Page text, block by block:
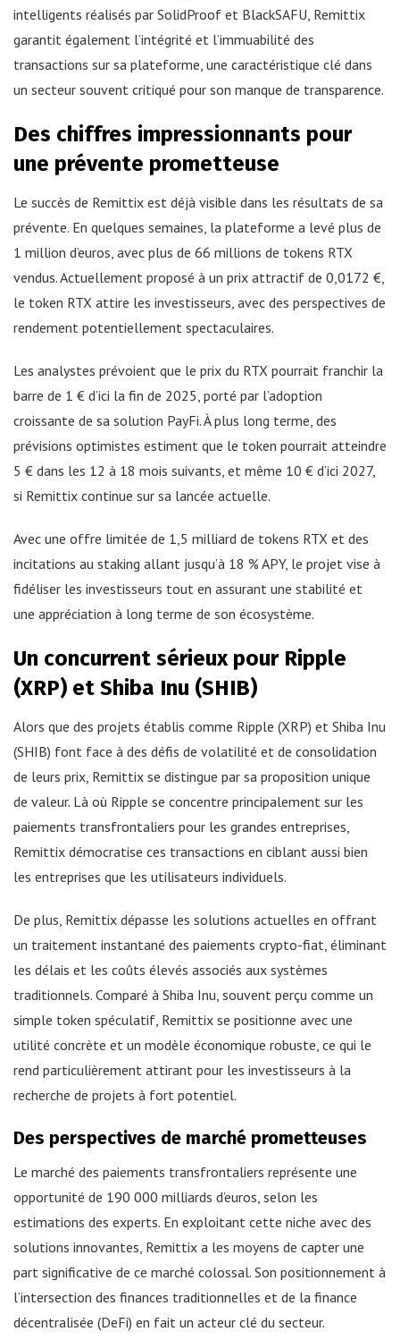
intelligents réalisés par SolidProof et BlackSAFU, Remittix
garantit également l’intégrité et l’immuabilité des
transactions sur sa plateforme, une caractéristique clé dans
un secteur souvent critiqué pour son manque de transparence.
Des chiffres impressionnants pour
une prévente prometteuse
Le succès de Remittix est déjà visible dans les résultats de sa
prévente. En quelques semaines, la plateforme a levé plus de
1 million d’euros, avec plus de 66 millions de tokens RTX
vendus. Actuellement proposé à un prix attractif de 0,0172 €,
le token RTX attire les investisseurs, avec des perspectives de
rendement potentiellement spectaculaires.
Les analystes prévoient que le prix du RTX pourrait franchir la
barre de 1 € d’ici la fin de 2025, porté par l’adoption
croissante de sa solution PayFi. À plus long terme, des
prévisions optimistes estiment que le token pourrait atteindre
5 € dans les 12 à 18 mois suivants, et même 10 € d’ici 2027,
si Remittix continue sur sa lancée actuelle.
Avec une offre limitée de 1,5 milliard de tokens RTX et des
incitations au staking allant jusqu’à 18 % APY, le projet vise à
fidéliser les investisseurs tout en assurant une stabilité et
une appréciation à long terme de son écosystème.
Un concurrent sérieux pour Ripple
(XRP) et Shiba Inu (SHIB)
Alors que des projets établis comme Ripple (XRP) et Shiba Inu
(SHIB) font face à des défis de volatilité et de consolidation
de leurs prix, Remittix se distingue par sa proposition unique
de valeur. Là où Ripple se concentre principalement sur les
paiements transfrontaliers pour les grandes entreprises,
Remittix démocratise ces transactions en ciblant aussi bien
les entreprises que les utilisateurs individuels.
De plus, Remittix dépasse les solutions actuelles en offrant
un traitement instantané des paiements crypto-fiat, éliminant
les délais et les coûts élevés associés aux systèmes
traditionnels. Comparé à Shiba Inu, souvent perçu comme un
simple token spéculatif, Remittix se positionne avec une
utilité concrète et un modèle économique robuste, ce qui le
rend particulièrement attirant pour les investisseurs à la
recherche de projets à fort potentiel.
Des perspectives de marché prometteuses
Le marché des paiements transfrontaliers représente une
opportunité de 190 000 milliards d’euros, selon les
estimations des experts. En exploitant cette niche avec des
solutions innovantes, Remittix a les moyens de capter une
part significative de ce marché colossal. Son positionnement à
l’intersection des finances traditionnelles et de la finance
décentralisée (DeFi) en fait un acteur clé du secteur.